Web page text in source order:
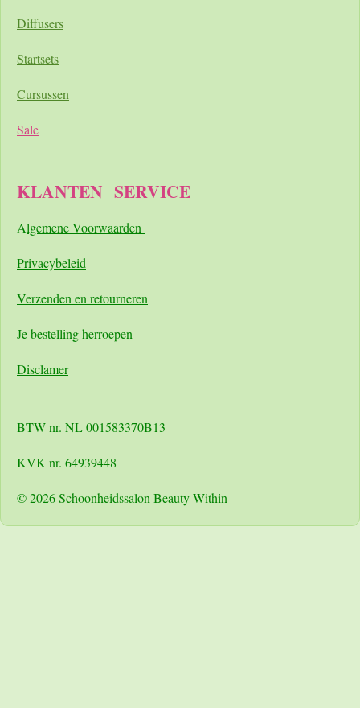
Diffusers
Startsets
Cursussen
Sale
KLANTEN SERVICE
Algemene Voorwaarden
Privacybeleid
Verzenden en retourneren
Je bestelling herroepen
Disclamer
BTW nr. NL 001583370B13
KVK nr. 64939448
© 2026 Schoonheidssalon Beauty Within